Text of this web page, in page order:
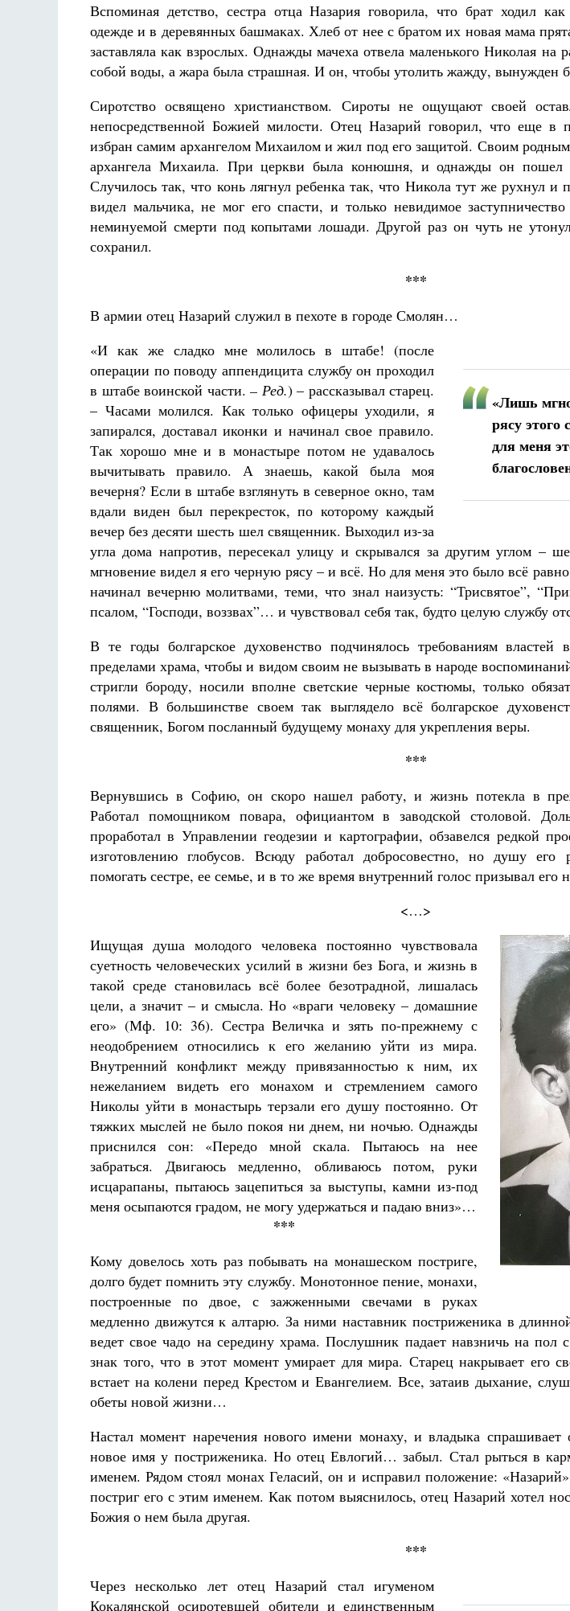
Вспоминая детство, сестра отца Назария говорила, что брат ходил
одежде и в деревянных башмаках. Хлеб от нее с братом их новая мама
заставляла как взрослых. Однажды мачеха отвела маленького Николая на
собой воды, а жара была страшная. И он, чтобы утолить жажду, вынужден
Сиротство освящено христианством. Сироты не ощущают своей
непосредственной Божией милости. Отец Назарий говорил, что еще в
избран самим архангелом Михаилом и жил под его защитой. Своим
архангела Михаила. При церкви была конюшня, и однажды он пошел
Случилось так, что конь лягнул ребенка так, что Никола тут же рухнул и
видел мальчика, не мог его спасти, и только невидимое заступничество
неминуемой смерти под копытами лошади. Другой раз он чуть не
сохранил.
***
В армии отец Назарий служил в пехоте в городе Смолян…
«Лишь
рясу
для меня
«И как же сладко мне молилось в штабе! (после
операции по поводу аппендицита службу он проходил
в штабе воинской части. – Ред.) – рассказывал старец.
– Часами молился. Как только офицеры уходили, я
запирался, доставал иконки и начинал свое правило.
Так хорошо мне и в монастыре потом не удавалось
вычитывать правило. А знаешь, какой была моя
вечерня? Если в штабе взглянуть в северное окно, там
вдали виден был перекресток, по которому каждый
вечер без десяти шесть шел священник. Выходил из-за
угла дома напротив, пересекал улицу и скрывался за другим углом –
мгновение видел я его черную рясу – и всё. Но для меня это было всё
начинал вечерню молитвами, теми, что знал наизусть: “Трисвятое”,
псалом, “Господи, воззвах”… и чувствовал себя так, будто целую службу
В те годы болгарское духовенство подчинялось требованиям
пределами храма, чтобы и видом своим не вызывать в народе
стригли бороду, носили вполне светские черные костюмы, только
полями. В большинстве своем так выглядело всё болгарское
священник, Богом посланный будущему монаху для укрепления веры.
***
Вернувшись в Софию, он скоро нашел работу, и жизнь потекла в
Работал помощником повара, официантом в заводской столовой.
проработал в Управлении геодезии и картографии, обзавелся редкой
изготовлению глобусов. Всюду работал добросовестно, но душу его
помогать сестре, ее семье, и в то же время внутренний голос призывал его
<…>
Ищущая душа молодого человека постоянно чувствовала
суетность человеческих усилий в жизни без Бога, и жизнь в
такой среде становилась всё более безотрадной, лишалась
цели, а значит – и смысла. Но «враги человеку – домашние
его» (Мф. 10: 36). Сестра Величка и зять по-прежнему с
неодобрением относились к его желанию уйти из мира.
Внутренний конфликт между привязанностью к ним, их
нежеланием видеть его монахом и стремлением самого
Николы уйти в монастырь терзали его душу постоянно. От
тяжких мыслей не было покоя ни днем, ни ночью. Однажды
приснился сон: «Передо мной скала. Пытаюсь на нее
забраться. Двигаюсь медленно, обливаюсь потом, руки
исцарапаны, пытаюсь зацепиться за выступы, камни из-под
меня осыпаются градом, не могу удержаться и падаю вниз»…
***
Кому довелось хоть раз побывать на монашеском постриге,
долго будет помнить эту службу. Монотонное пение, монахи,
построенные по двое, с зажженными свечами в руках
медленно движутся к алтарю. За ними наставник постриженика в
ведет свое чадо на середину храма. Послушник падает навзничь на пол
знак того, что в этот момент умирает для мира. Старец накрывает его
встает на колени перед Крестом и Евангелием. Все, затаив дыхание,
обеты новой жизни…
Настал момент наречения нового имени монаху, и владыка спрашивает
новое имя у постриженика. Но отец Евлогий… забыл. Стал рыться в
именем. Рядом стоял монах Геласий, он и исправил положение:
постриг его с этим именем. Как потом выяснилось, отец Назарий хотел
Божия о нем была другая.
***
Через несколько лет отец Назарий стал игуменом
Кокалянской осиротевшей обители и единственным